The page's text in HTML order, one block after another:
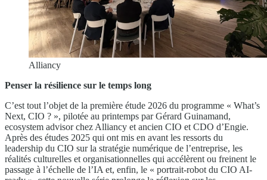
Alliancy
Penser la résilience sur le temps long
C’est tout l’objet de la première étude 2026 du programme « What’s
Next, CIO ? », pilotée au printemps par Gérard Guinamand,
ecosystem advisor chez Alliancy et ancien CIO et CDO d’Engie.
Après des études 2025 qui ont mis en avant les ressorts du
leadership du CIO sur la stratégie numérique de l’entreprise, les
réalités culturelles et organisationnelles qui accélèrent ou freinent le
passage à l’échelle de l’IA et, enfin, le « portrait-robot du CIO AI-